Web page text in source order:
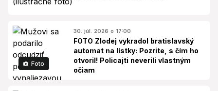
Foto
30. júl. 2026 o 17:00
FOTO Zlodej vykradol bratislavský
automat na lístky: Pozrite, s čím ho
otvoril! Policajti neverili vlastným
očiam